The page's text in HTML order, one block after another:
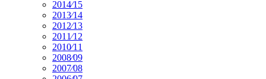
2014⁄15
2013⁄14
2012⁄13
2011⁄12
2010⁄11
2008⁄09
2007⁄08